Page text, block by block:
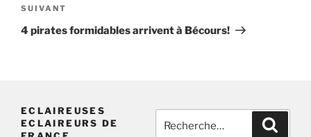
Article
suivant
SUIVANT
4 pirates formidables arrivent à Bécours!
pour
ECLAIREUSES
ECLAIREURS DE